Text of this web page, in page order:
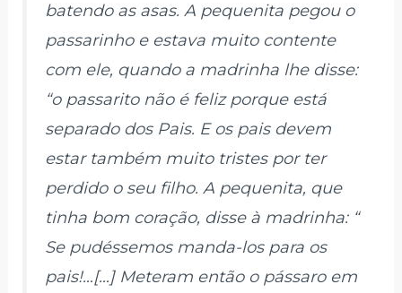
batendo as asas. A pequenita pegou o
passarinho e estava muito contente
com ele, quando a madrinha lhe disse:
“o passarito não é feliz porque está
separado dos Pais. E os pais devem
estar também muito tristes por ter
perdido o seu filho. A pequenita, que
tinha bom coração, disse à madrinha: “
Se pudéssemos manda-los para os
pais!…[…] Meteram então o pássaro em